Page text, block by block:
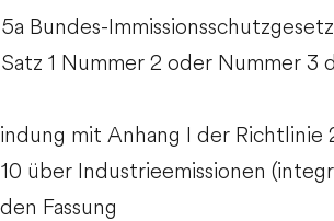
Bundes-
1 Nummer 2 oder Nummer 3
mit Anhang I der Richtlinie
über Industrieemissionen
Fassung